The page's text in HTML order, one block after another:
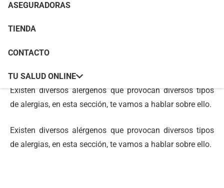
ASEGURADORAS
TIENDA
CONTACTO
TU SALUD ONLINE
Tipos de alergias
Existen diversos alérgenos que provocan diversos tipos
de alergias, en esta sección, te vamos a hablar sobre ello.
Existen diversos alérgenos que provocan diversos tipos
de alergias, en esta sección, te vamos a hablar sobre ello.